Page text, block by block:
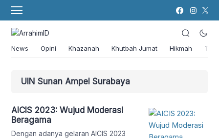
News Opini Khazanah Khutbah Jumat Hikmah
UIN Sunan Ampel Surabaya
AICIS 2023: Wujud Moderasi
Beragama
Dengan adanya gelaran AICIS 2023